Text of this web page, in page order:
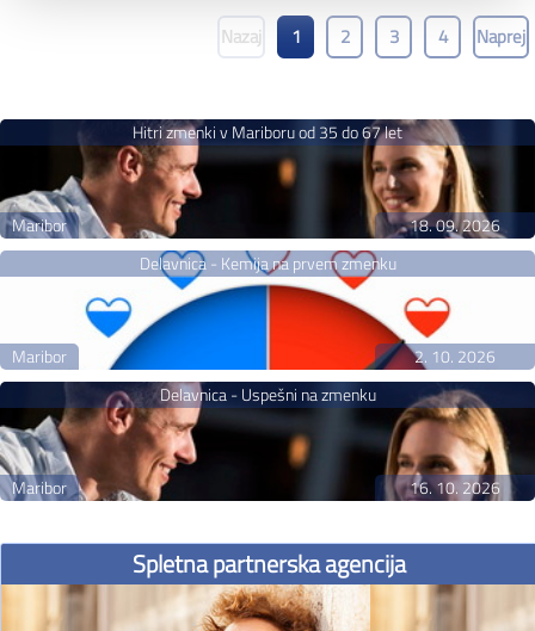
Nazaj 1 2 3 4 Naprej
Hitri zmenki v Mariboru od 35 do 67 let
18. 09. 2026
Maribor
Delavnica - Kemija na prvem zmenku
2. 10. 2026
Maribor
Delavnica - Uspešni na zmenku
16. 10. 2026
Maribor
Spletna partnerska agencija